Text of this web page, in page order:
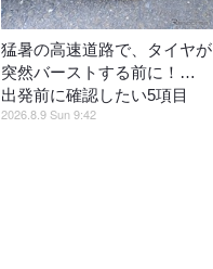
猛暑の高速道路で、タイヤが
突然バーストする前に！…
出発前に確認したい5項目
2026.8.9 Sun 9:42